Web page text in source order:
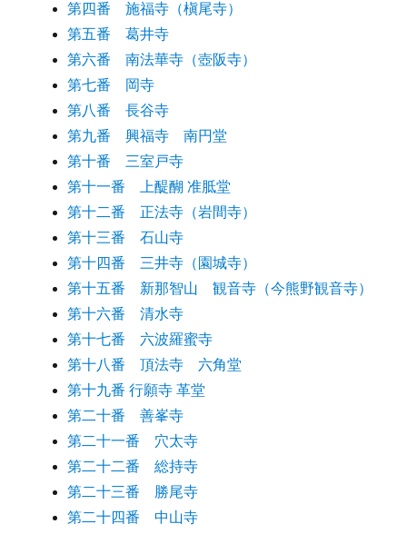
第四番 施福寺（槇尾寺）
第五番 葛井寺
第六番 南法華寺（壺阪寺）
第七番 岡寺
第八番 長谷寺
第九番 興福寺 南円堂
第十番 三室戸寺
第十一番 上醍醐 准胝堂
第十二番 正法寺（岩間寺）
第十三番 石山寺
第十四番 三井寺（園城寺）
第十五番 新那智山 観音寺（今熊野観音寺）
第十六番 清水寺
第十七番 六波羅蜜寺
第十八番 頂法寺 六角堂
第十九番 行願寺 革堂
第二十番 善峯寺
第二十一番 穴太寺
第二十二番 総持寺
第二十三番 勝尾寺
第二十四番 中山寺